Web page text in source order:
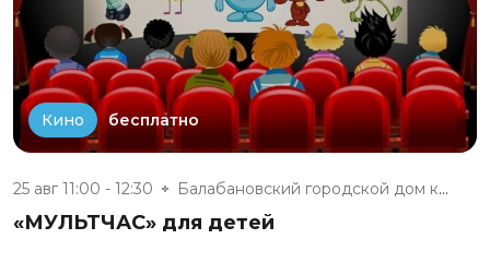
Кино бесплатно
25 авг 11:00 - 12:30 Балабановский городской дом ку...
«МУЛЬТЧАС» для детей